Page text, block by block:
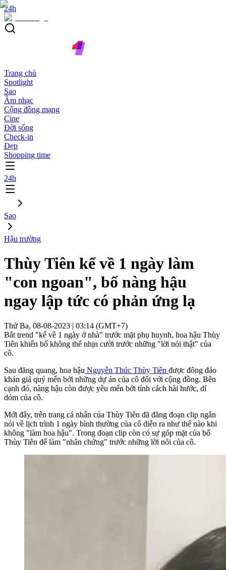
24h
Trang chủ
Spotlight
Sao
Âm nhạc
Cộng đồng mạng
Cine
Đời sống
Check-in
Đẹp
Shopping time
24h
Sao
Hậu trường
Thùy Tiên kể về 1 ngày làm
"con ngoan", bố nàng hậu
ngay lập tức có phản ứng lạ
Thứ Ba, 08-08-2023 | 03:14 (GMT+7)
Bắt trend "kể về 1 ngày ở nhà" trước mặt phụ huynh, hoa hậu Thùy
Tiên khiến bố không thể nhịn cười trước những "lời nói thật" của
cô.
Sau đăng quang, hoa hậu Nguyễn Thúc Thùy Tiên được đông đảo
khán giả quý mến bởi những dự án của cô đối với cộng đồng. Bên
cạnh đó, nàng hậu còn được yêu mến bởi tính cách hài hước, dí
dỏm của cô.
Mới đây, trên trang cá nhân của Thùy Tiên đã đăng đoạn clip ngắn
nói về lịch trình 1 ngày bình thường của cô diễn ra như thế nào khi
không "làm hoa hậu". Trong đoạn clip còn có sự góp mặt của bố
Thùy Tiên để làm "nhân chứng" trước những lời nói của cô.